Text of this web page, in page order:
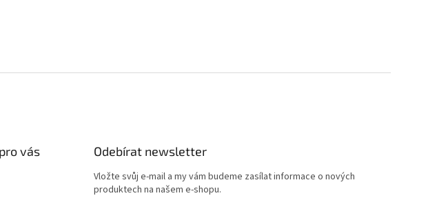
vás Odebírat newsletter
Vložte svůj e-mail a my vám budeme zasílat informace o nových
produktech na našem e-shopu.